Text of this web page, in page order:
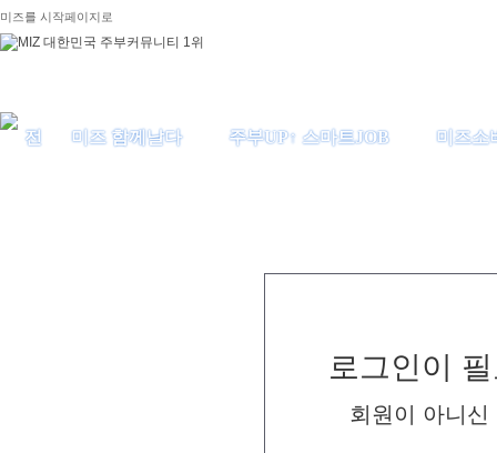
미즈를 시작페이지로
미즈 함께날다 주부UP↑ 스마트JOB 미즈소
로그인이
회원이 아니